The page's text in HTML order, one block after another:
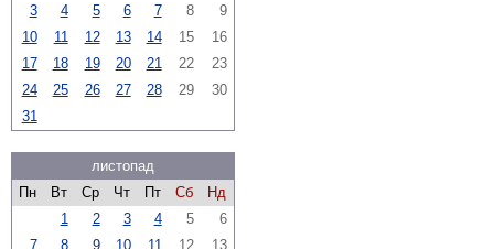
3
4 5 6 7 8
9
10
11 12 13 14 15
16
17
18 19 20 21 22
23
24
25 26 27 28 29
30
31
листопад
Пн
Вт Ср Чт Пт Сб
Нд
1
2 3 4 5
6
7
8 9 10 11 12 13